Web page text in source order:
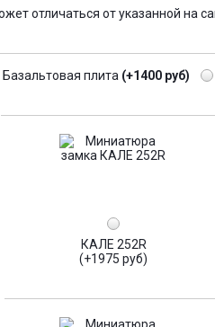
отличаться от указанной на
Базальтовая плита (+1400 руб)
КАЛЕ 252R
(+1975 руб)